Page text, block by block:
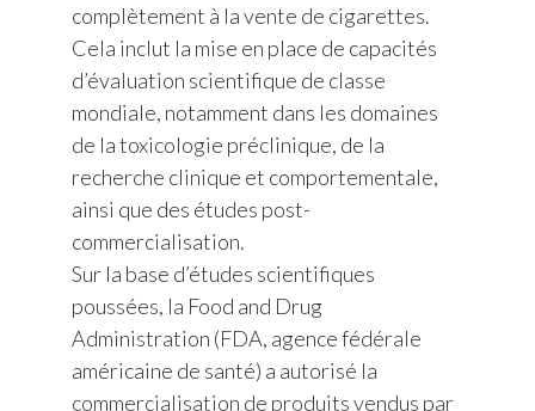
complètement à la vente de cigarettes.
Cela inclut la mise en place de capacités
d’évaluation scientifique de classe
mondiale, notamment dans les domaines
de la toxicologie préclinique, de la
recherche clinique et comportementale,
ainsi que des études post-
commercialisation.
Sur la base d’études scientifiques
poussées, la Food and Drug
Administration (FDA, agence fédérale
américaine de santé) a autorisé la
commercialisation de produits vendus par